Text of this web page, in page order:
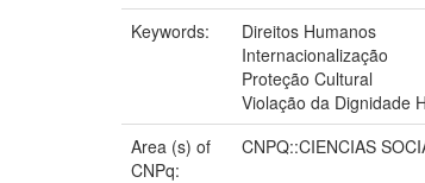
Keywords:
Direitos Humanos
Internacionalização
Proteção Cultural
Violação da Dignidade
Area (s) of
CNPq:
CNPQ::CIENCIAS